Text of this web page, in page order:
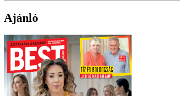
Ajánló